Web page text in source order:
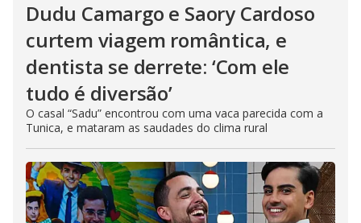
Dudu Camargo e Saory Cardoso
curtem viagem romântica, e
dentista se derrete: ‘Com ele
tudo é diversão’
O casal “Sadu” encontrou com uma vaca parecida com a
Tunica, e mataram as saudades do clima rural